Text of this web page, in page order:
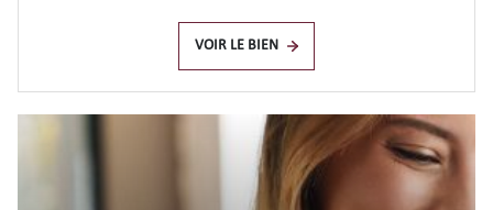
VOIR LE BIEN